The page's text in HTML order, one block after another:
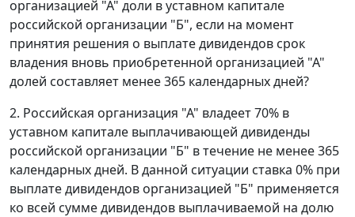
организацией "А" доли в уставном капитале
российской организации "Б", если на момент
принятия решения о выплате дивидендов срок
владения вновь приобретенной организацией "А"
долей составляет менее 365 календарных дней?
2. Российская организация "А" владеет 70% в
уставном капитале выплачивающей дивиденды
российской организации "Б" в течение не менее 365
календарных дней. В данной ситуации ставка 0% при
выплате дивидендов организацией "Б" применяется
ко всей сумме дивидендов выплачиваемой на долю